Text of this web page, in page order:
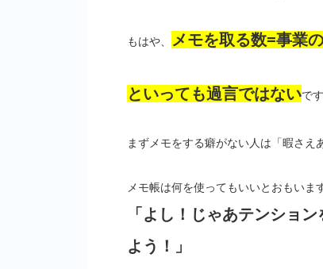
もはや、 メモを取る数=事業
といっても過言ではないです
まずメモをする癖がない人は「暇さえ
メモ帳は何を使ってもいいとおもいま
「よし！じゃあテンショ
よう！」